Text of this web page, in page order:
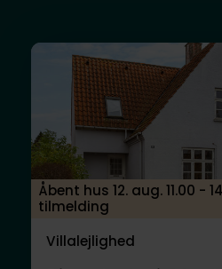
Åbent hus 12. aug. 11.00 -
tilmelding
Villalejlighed